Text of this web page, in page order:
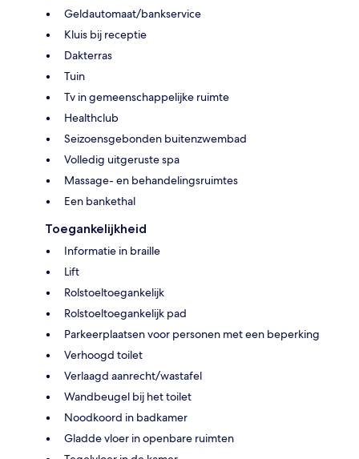
Geldautomaat/bankservice
Kluis bij receptie
Dakterras
Tuin
Tv in gemeenschappelijke ruimte
Healthclub
Seizoensgebonden buitenzwembad
Volledig uitgeruste spa
Massage- en behandelingsruimtes
Een bankethal
Toegankelijkheid
Informatie in braille
Lift
Rolstoeltoegankelijk
Rolstoeltoegankelijk pad
Parkeerplaatsen voor personen met een beperking
Verhoogd toilet
Verlaagd aanrecht/wastafel
Wandbeugel bij het toilet
Noodkoord in badkamer
Gladde vloer in openbare ruimten